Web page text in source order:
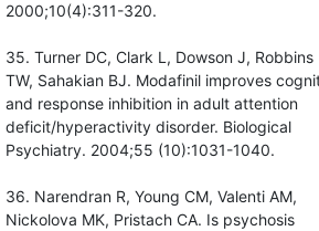
2000;10(4):311-320.
35. Turner DC, Clark L, Dowson J, Robbins
TW, Sahakian BJ. Modafinil improves
and response inhibition in adult attention
deficit/hyperactivity disorder. Biological
Psychiatry. 2004;55 (10):1031-1040.
36. Narendran R, Young CM, Valenti AM,
Nickolova MK, Pristach CA. Is psychosis